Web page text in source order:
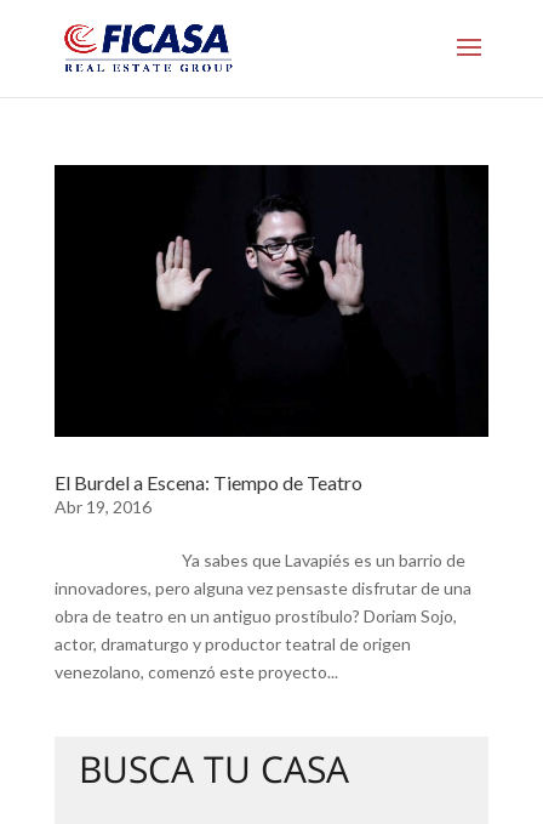
El Burdel a Escena: Tiempo de Teatro
Abr 19, 2016
Ya sabes que Lavapiés es un barrio de
innovadores, pero alguna vez pensaste disfrutar de una
obra de teatro en un antiguo prostíbulo? Doriam Sojo,
actor, dramaturgo y productor teatral de origen
venezolano, comenzó este proyecto...
BUSCA TU CASA